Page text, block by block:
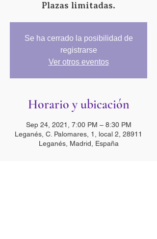
Plazas limitadas.
Se ha cerrado la posibilidad de
registrarse
Ver otros eventos
Horario y ubicación
Sep 24, 2021, 7:00 PM – 8:30 PM
Leganés, C. Palomares, 1, local 2, 28911
Leganés, Madrid, España